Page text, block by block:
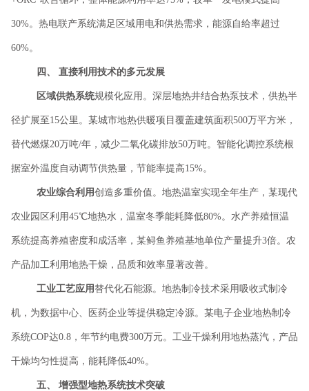
30%。热电联产系统满足区域用电和供热需求，能源自给率超过
60%。
四、 直接利用技术的多元发展
区域供热系统规模化应用。深层地热井结合热泵技术，供热半
径扩展至 15公里。某城市地热供暖项目覆盖建筑面积500万平方米，
替代燃煤20万吨/年，减少二氧化碳排放50万吨。智能化调控系统根
据室外温度自动调节供热量，节能率提高15%。
农业综合利用创造多重价值。地热温室实现全年生产，某现代
农业园区利用45℃地热水，温室冬季能耗降低80%。水产养殖恒温
系统提高养殖密度和成活率，某鲟鱼养殖基地单位产量提升3倍。农
产品加工利用地热干燥，品质和效率显著改善。
工业工艺应用替代化石能源。地热制冷技术采用吸收式制冷
机，为数据中心、医药企业等提供稳定冷源。某电子企业地热制冷
系统COP达0.8，年节约电费300万元。工业干燥利用地热蒸汽，产品
干燥均匀性提高，能耗降低40%。
五、 增强型地热系统技术突破